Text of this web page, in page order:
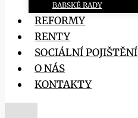
BABSKÉ RADY
REFORMY
RENTY
SOCIÁLNÍ POJIŠTĚNÍ
O NÁS
KONTAKTY